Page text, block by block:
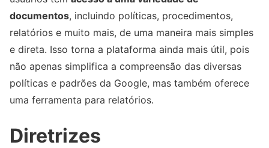
documentos, incluindo políticas, procedimentos,
relatórios e muito mais, de uma maneira mais simples
e direta. Isso torna a plataforma ainda mais útil, pois
não apenas simplifica a compreensão das diversas
políticas e padrões da Google, mas também oferece
uma ferramenta para relatórios.
Diretrizes